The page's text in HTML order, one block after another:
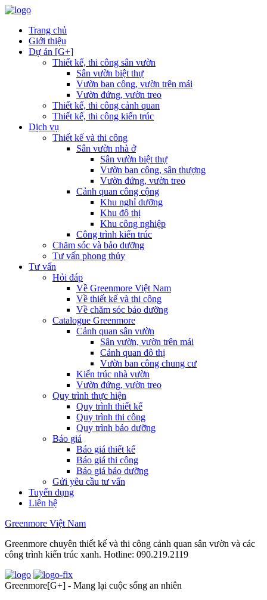
Trang chủ
Giới thiệu
Dự án [G+]
Thiết kế, thi công sân vườn
Sân vườn biệt thự
Vườn ban công, vườn trên mái
Vườn đứng, vườn treo
Thiết kế, thi công cảnh quan
Thiết kế, thi công kiến trúc
Dịch vụ
Thiết kế và thi công
Sân vườn nhà ở
Sân vườn biệt thự
Vườn ban công, sân thượng
Vườn đứng, vườn treo
Cảnh quan công cộng
Khu nghỉ dưỡng
Khu đô thị
Khu công nghiệp
Công trình kiến trúc
Chăm sóc và bảo dưỡng
Tư vấn phong thủy
Tư vấn
Hỏi đáp
Về Greenmore Việt Nam
Về thiết kế và thi công
Về chăm sóc bảo dưỡng
Catalogue Greenmore
Cảnh quan sân vườn
Sân vườn, vườn trên mái
Cảnh quan đô thị
Vườn ban công chung cư
Kiến trúc nhà vườn
Vườn đứng, vườn treo
Quy trình thực hiện
Quy trình thiết kế
Quy trình thi công
Quy trình bảo dưỡng
Báo giá
Báo giá thiết kế
Báo giá thi công
Báo giá bảo dưỡng
Gửi yêu cầu tư vấn
Tuyển dụng
Liên hệ
Greenmore Việt Nam
Greenmore chuyên thiết kế và thi công cảnh quan sân vườn và các
công trình kiến trúc xanh. Hotline: 090.219.2119
Greenmore[G+] - Mang lại cuộc sống an nhiên